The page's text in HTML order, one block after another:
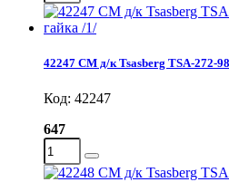
42247 СМ д/к Tsasberg TSA-272-
Код: 42247
647